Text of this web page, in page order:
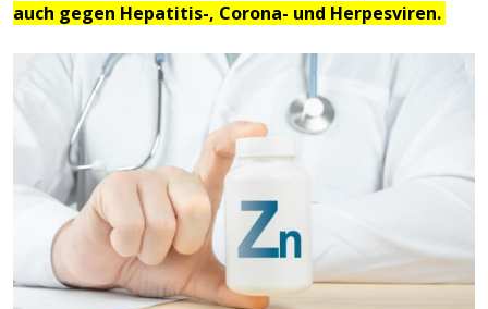
auch gegen Hepatitis-, Corona- und Herpesviren.